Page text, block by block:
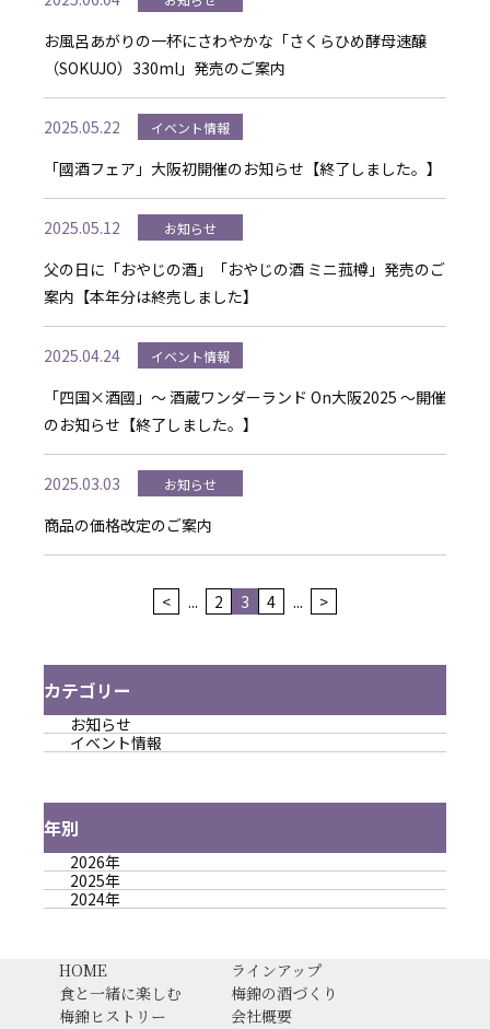
お風呂あがりの一杯にさわやかな「さくらひめ酵母速醸
（SOKUJO）330ml」発売のご案内
2025.05.22 イベント情報
「國酒フェア」大阪初開催のお知らせ【終了しました。】
2025.05.12 お知らせ
父の日に「おやじの酒」「おやじの酒 ミニ菰樽」発売のご
案内【本年分は終売しました】
2025.04.24 イベント情報
「四国×酒國」～ 酒蔵ワンダーランド On大阪2025 ～開催
のお知らせ【終了しました。】
2025.03.03 お知らせ
商品の価格改定のご案内
< ... 2 3 4 ... >
カテゴリー
お知らせ
イベント情報
年別
2026年
2025年
2024年
HOME
ラインアップ
食と一緒に楽しむ
梅錦の酒づくり
梅錦ヒストリー
会社概要